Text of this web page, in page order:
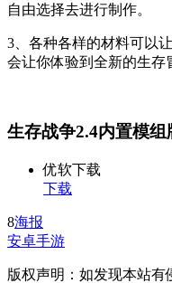
自由选择去进行制作。
3、各种各样的材料可以
会让你体验到全新的生存
生存战争2.4内置模组
优软下载
下载
8海报
安卓手游
版权声明：如发现本站有